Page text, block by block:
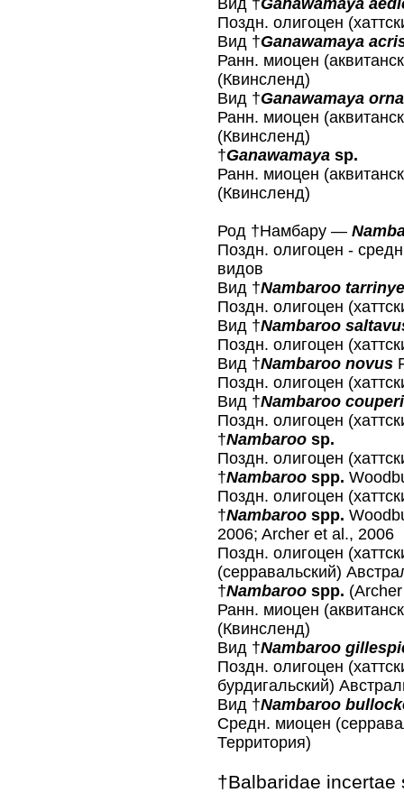
Вид †Ganawamaya
Поздн. олигоцен
Вид †Ganawamaya
Ранн. миоцен
(Квинсленд)
Вид †Ganawamaya
Ранн. миоцен
(Квинсленд)
†Ganawamaya sp.
Ранн. миоцен
(Квинсленд)
Род †Намбару —
Поздн. олигоцен -
видов
Вид †Nambaroo
Поздн. олигоцен
Вид †Nambaroo
Поздн. олигоцен
Вид †Nambaroo novus
Поздн. олигоцен
Вид †Nambaroo couperi
Поздн. олигоцен
†Nambaroo sр.
Поздн. олигоцен
†Nambaroo sрр.
Поздн. олигоцен
†Nambaroo spр.
2006; Archer et al., 2006
Поздн. олигоцен
(серравальский)
†Nambaroo spр.
Ранн. миоцен
(Квинсленд)
Вид †Nambaroo
Поздн. олигоцен
бурдигальский)
Вид †Nambaroo
Средн. миоцен
Территория)
†Balbaridae incertae